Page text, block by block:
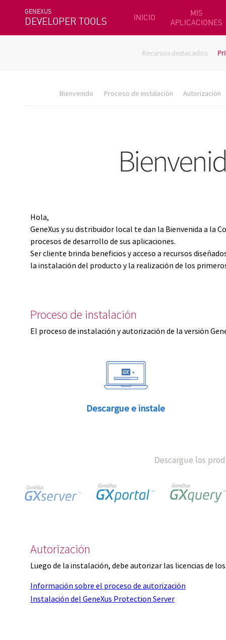
GENEXUS
DEVELOPER TOOLS INICIO
MIS
APLICACIONES
Recursos destacados
Bienvenido Proceso de instalación Autorización
Hola,
GeneXus y su distribuidor local te dan la Bienvenida a la
procesos de desarrollo de sus aplicaciones.
Ser cliente brinda beneficios y acceso a recursos
la instalación del producto y la realización de los
Proceso de instalación
El proceso de instalación y autorización de la versión
Descargue e instale
Descargue los
Autorización
Luego de la instalación, debe autorizar las licencias de
Información sobre el proceso de autorización
Instalación del GeneXus Protection Server